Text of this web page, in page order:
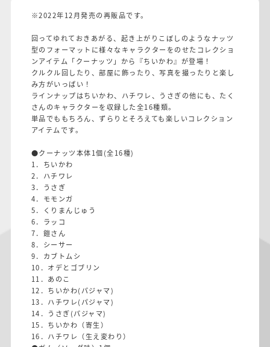
※2022年12月発売の再販品です。
回ってゆれておきあがる、起き上がりこぼしのようなナッツ
型のフォーマットに様々なキャラクターをのせたコレクショ
ンアイテム「クーナッツ」から『ちいかわ』が登場！
クルクル回したり、部屋に飾ったり、写真を撮ったりと楽し
み方がいっぱい！
ラインナップはちいかわ、ハチワレ、うさぎの他にも、たく
さんのキャラクターを収録した全16種類。
単品でももちろん、ずらりとそろえても楽しいコレクション
アイテムです。
●クーナッツ本体1個(全16種)
1．ちいかわ
2．ハチワレ
3．うさぎ
4．モモンガ
5．くりまんじゅう
6．ラッコ
7．鎧さん
8．シーサー
9．カブトムシ
10．オデとゴブリン
11．あのこ
12．ちいかわ(パジャマ)
13．ハチワレ(パジャマ)
14．うさぎ(パジャマ)
15．ちいかわ（寄生）
16．ハチワレ（生え変わり）